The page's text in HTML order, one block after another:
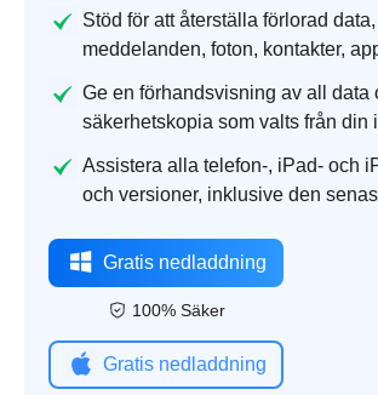
Stöd för att återställa förlorad
meddelanden, foton, kontakter,
Ge en förhandsvisning av all data
säkerhetskopia som valts från din
Assistera alla telefon-, iPad- och
och versioner, inklusive den
Gratis nedladdning
100% Säker
Gratis nedladdning